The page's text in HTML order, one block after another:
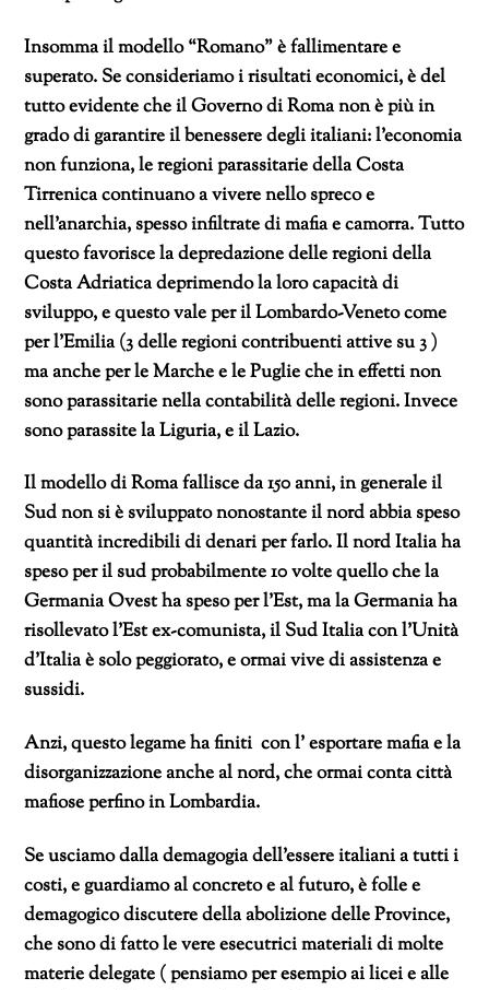
Insomma il modello “Romano” è fallimentare e
superato. Se consideriamo i risultati economici, è del
tutto evidente che il Governo di Roma non è più in
grado di garantire il benessere degli italiani: l’economia
non funziona, le regioni parassitarie della Costa
Tirrenica continuano a vivere nello spreco e
nell’anarchia, spesso infiltrate di mafia e camorra. Tutto
questo favorisce la depredazione delle regioni della
Costa Adriatica deprimendo la loro capacità di
sviluppo, e questo vale per il Lombardo-Veneto come
per l’Emilia (3 delle regioni contribuenti attive su 3 )
ma anche per le Marche e le Puglie che in effetti non
sono parassitarie nella contabilità delle regioni. Invece
sono parassite la Liguria, e il Lazio.
Il modello di Roma fallisce da 150 anni, in generale il
Sud non si è sviluppato nonostante il nord abbia speso
quantità incredibili di denari per farlo. Il nord Italia ha
speso per il sud probabilmente 10 volte quello che la
Germania Ovest ha speso per l’Est, ma la Germania ha
risollevato l’Est ex-comunista, il Sud Italia con l’Unità
d’Italia è solo peggiorato, e ormai vive di assistenza e
sussidi.
Anzi, questo legame ha finiti con l’ esportare mafia e la
disorganizzazione anche al nord, che ormai conta città
mafiose perfino in Lombardia.
Se usciamo dalla demagogia dell’essere italiani a tutti i
costi, e guardiamo al concreto e al futuro, è folle e
demagogico discutere della abolizione delle Province,
che sono di fatto le vere esecutrici materiali di molte
materie delegate ( pensiamo per esempio ai licei e alle